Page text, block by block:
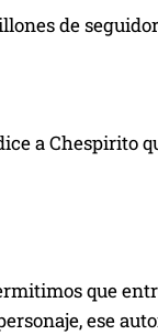
de
a Chespirito
que
ese